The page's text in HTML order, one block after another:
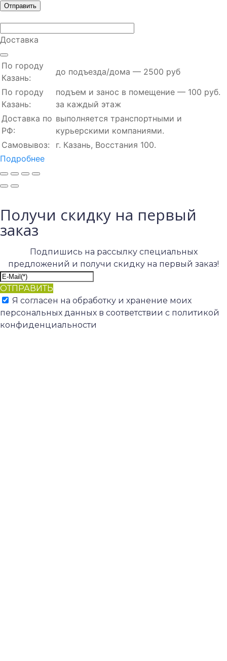
Доставка
По городу
Казань:
до подъезда/дома — 2500 руб
По городу
Казань:
подъем и занос в помещение — 100 руб.
за каждый этаж
Доставка по
РФ:
выполняется транспортными и
курьерскими компаниями.
Самовывоз:
г. Казань, Восстания 100.
Подробнее
Получи скидку на первый
заказ
Подпишись на рассылку специальных
предложений и получи скидку на первый заказ!
ОТПРАВИТЬ
Я согласен на обработку и хранение моих
персональных данных в соответствии с политикой
конфиденциальности